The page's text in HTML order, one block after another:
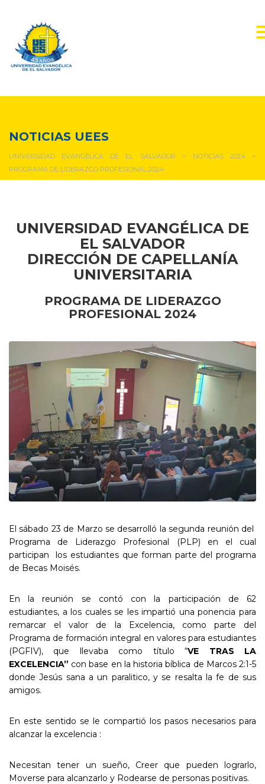
NOTICIAS UEES
UNIVERSIDAD EVANGÉLICA DE EL SALVADOR > NOTICIAS 2024>
PROGRAMA DE LIDERAZGO PROFESIONAL 2024
UNIVERSIDAD EVANGÉLICA DE
EL SALVADOR
DIRECCIÓN DE CAPELLANÍA
UNIVERSITARIA
PROGRAMA DE LIDERAZGO
PROFESIONAL 2024
El sábado 23 de Marzo se desarrolló la segunda reunión del
Programa de Liderazgo Profesional (PLP) en el cual
participan los estudiantes que forman parte del programa
de Becas Moisés.
En la reunión se contó con la participación de 62
estudiantes, a los cuales se les impartió una ponencia para
remarcar el valor de la Excelencia, como parte del
Programa de formación integral en valores para estudiantes
(PGFIV), que llevaba como título “VE TRAS LA
EXCELENCIA” con base en la historia bíblica de Marcos 2:1-5
donde Jesús sana a un paralitico, y se resalta la fe de sus
amigos.
En este sentido se le compartió los pasos necesarios para
alcanzar la excelencia :
Necesitan tener un sueño, Creer que pueden lograrlo,
Moverse para alcanzarlo y Rodearse de personas positivas.